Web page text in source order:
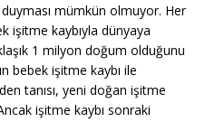
mümkün olmuyor. Her
işitme kaybıyla dünyaya
1 milyon doğum olduğunu
bebek işitme kaybı ile
tanısı, yeni doğan işitme
işitme kaybı sonraki